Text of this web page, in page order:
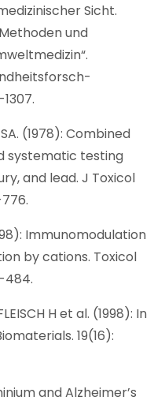
Sicht.
und
SA. (1978): Combined
systematic testing
and lead. J Toxicol
Immunomodulation
by cations. Toxicol
484.
H et al. (1998): In
19(16):
and Alzheimer’s